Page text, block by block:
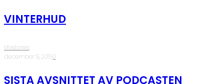
VINTERHUD
lifestories
·december 9, 2015·0
SISTA AVSNITTET AV PODCASTEN